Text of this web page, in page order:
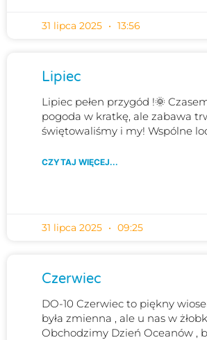
31 lipca 2025 13:56
Lipiec
Lipiec pełen przygód !🌞
pogoda w kratkę, ale zabawa
świętowaliśmy i my! Wspólne
CZYTAJ WIĘCEJ...
31 lipca 2025 09:25
Czerwiec
DO-10 Czerwiec to piękny
była zmienna , ale u nas w
Obchodzimy Dzień Oceanów ,